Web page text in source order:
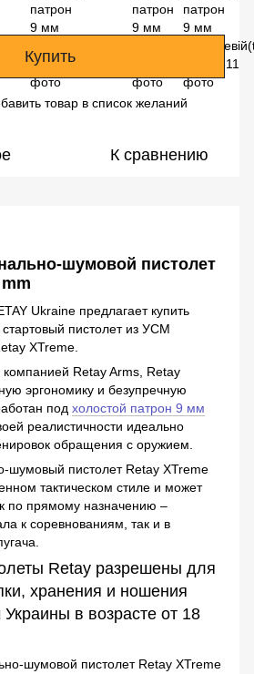
Купить
товар в список желаний
К сравнению
шумовой пистолет
Ukraine предлагает купить
стартовый пистолет из УСМ
XTreme.
Retay Arms, Retay
эргономику и безупречную
под холостой патрон 9 мм
реалистичности идеально
обращения с оружием.
шумовый пистолет Retay XTreme
тактическом стиле и может
по прямому назначению –
к соревнованиям, так и в
Retay разрешены для
хранения и ношения
в возрасте от 18